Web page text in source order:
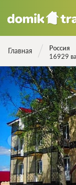
Главная
Россия
16929